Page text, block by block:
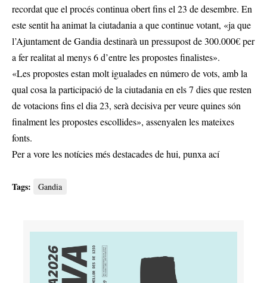
recordat que el procés continua obert fins el 23 de desembre. En
este sentit ha animat la ciutadania a que continue votant, «ja que
l’Ajuntament de Gandia destinarà un pressupost de 300.000€ per
a fer realitat al menys 6 d’entre les propostes finalistes».
«Les propostes estan molt igualades en número de vots, amb la
qual cosa la participació de la ciutadania en els 7 dies que resten
de votacions fins el dia 23, serà decisiva per veure quines són
finalment les propostes escollides», assenyalen les mateixes
fonts.
Per a vore les notícies més destacades de hui, punxa ací
Tags: Gandia